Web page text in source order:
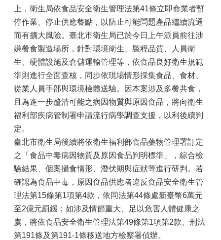
上，衛生局依食品安全衛生管理法第41條立即命業者暫
停作業、停止供應餐點，以防止可能問題產品繼續流通
而有擴大風險。臺北市衛生局已於今日上午派員前往涉
嫌餐食製造場所，針對環境衛生、製程品質、人員衛
生、硬體設施及倉儲運輸管理等，依食品良好衛生規範
準則進行全面查核，同步依現場情形採集食品、食材、
從業人員手部與環境檢體送驗。因本案涉及多餐共食，
且為進一步釐清可能之病因物質與原因食品，將向衛生
福利部疾病管制署申請流行病學調查支援，以利後續判
定。
臺北市衛生局後續將依衛生福利部食品藥物管理署訂定
之「食品中毒病因物質及原因食品判明標準」，綜合檢
驗結果、個案攝食情形、潛伏期與症狀等進行研判。若
確認為食品中毒，原因食品供應者違反食品安全衛生管
理法第15條第1項第4款，依同法第44條處新臺幣6萬元
至2億元罰鍰；如涉及情節重大、足以危害人體健康之
虞，將依食品安全衛生管理法第49條第1項第2款、刑法
第191條及第191-1條移送地方檢察署偵辦。